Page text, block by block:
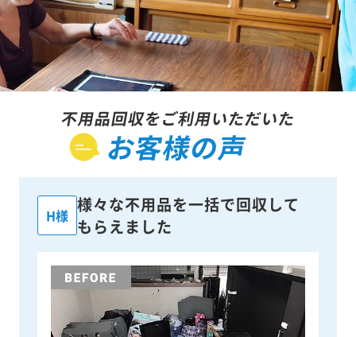
不用品回収をご利用いただいた
お客様の声
H様
様々な不用品を一括で回収して
もらえました